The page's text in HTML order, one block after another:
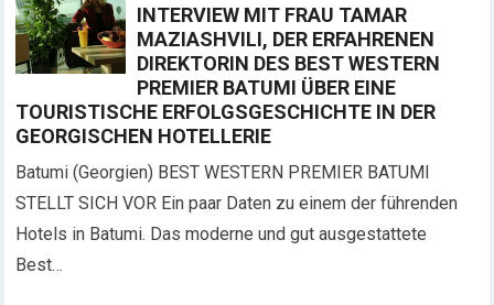
INTERVIEW MIT FRAU TAMAR
MAZIASHVILI, DER ERFAHRENEN
DIREKTORIN DES BEST WESTERN
PREMIER BATUMI ÜBER EINE
TOURISTISCHE ERFOLGSGESCHICHTE IN DER
GEORGISCHEN HOTELLERIE
Batumi (Georgien) BEST WESTERN PREMIER BATUMI
STELLT SICH VOR Ein paar Daten zu einem der führenden
Hotels in Batumi. Das moderne und gut ausgestattete
Best…